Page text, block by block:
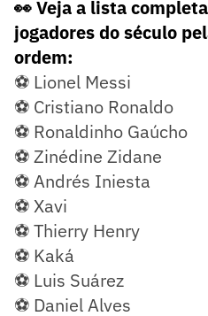
👀 Veja a lista
jogadores do século
ordem:
⚽ Lionel Messi
⚽ Cristiano Ronaldo
⚽ Ronaldinho Gaúcho
⚽ Zinédine Zidane
⚽ Andrés Iniesta
⚽ Xavi
⚽ Thierry Henry
⚽ Kaká
⚽ Luis Suárez
⚽ Daniel Alves